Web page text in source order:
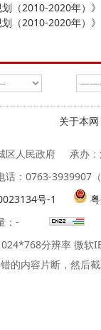
（2010-2020年）
（2010-2020年）
关于本网
区人民政府
承办
话：0763-3939907
号-1
： -
分辨率 微软
的内容片断，然后